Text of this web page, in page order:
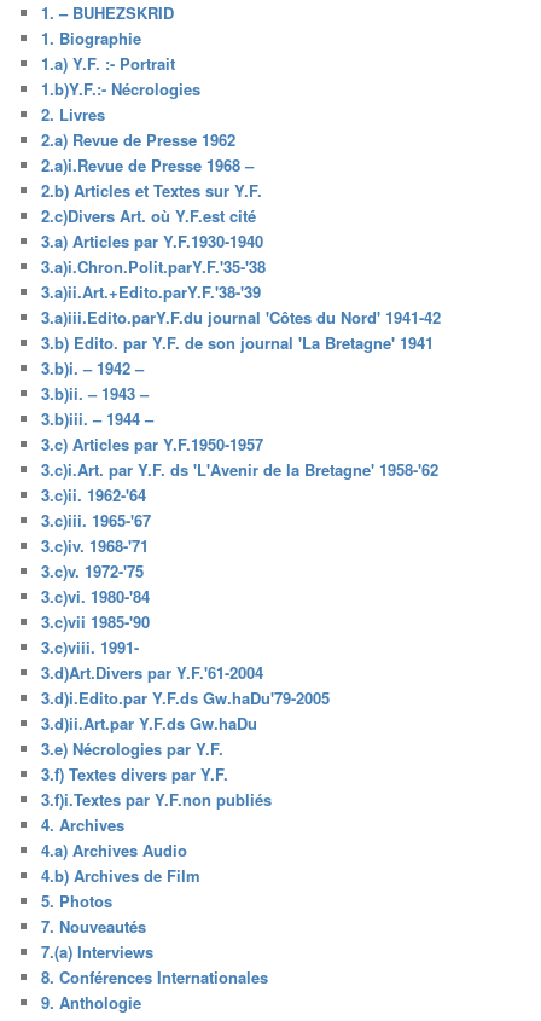
1. – BUHEZSKRID
1. Biographie
1.a) Y.F. :- Portrait
1.b)Y.F.:- Nécrologies
2. Livres
2.a) Revue de Presse 1962
2.a)i.Revue de Presse 1968 –
2.b) Articles et Textes sur Y.F.
2.c)Divers Art. où Y.F.est cité
3.a) Articles par Y.F.1930-1940
3.a)i.Chron.Polit.parY.F.'35-'38
3.a)ii.Art.+Edito.parY.F.'38-'39
3.a)iii.Edito.parY.F.du journal 'Côtes du Nord' 1941-42
3.b) Edito. par Y.F. de son journal 'La Bretagne' 1941
3.b)i. – 1942 –
3.b)ii. – 1943 –
3.b)iii. – 1944 –
3.c) Articles par Y.F.1950-1957
3.c)i.Art. par Y.F. ds 'L'Avenir de la Bretagne' 1958-'62
3.c)ii. 1962-'64
3.c)iii. 1965-'67
3.c)iv. 1968-'71
3.c)v. 1972-'75
3.c)vi. 1980-'84
3.c)vii 1985-'90
3.c)viii. 1991-
3.d)Art.Divers par Y.F.'61-2004
3.d)i.Edito.par Y.F.ds Gw.haDu'79-2005
3.d)ii.Art.par Y.F.ds Gw.haDu
3.e) Nécrologies par Y.F.
3.f) Textes divers par Y.F.
3.f)i.Textes par Y.F.non publiés
4. Archives
4.a) Archives Audio
4.b) Archives de Film
5. Photos
7. Nouveautés
7.(a) Interviews
8. Conférences Internationales
9. Anthologie